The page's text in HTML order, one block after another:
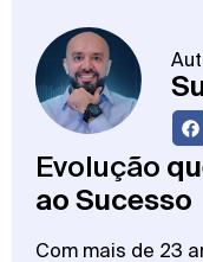
Evolução
ao Sucesso
Com mais de 23